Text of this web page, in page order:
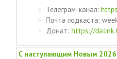
Телеграм-канал:
Почта подкаста:
Донат: https://
С наступающим Новым